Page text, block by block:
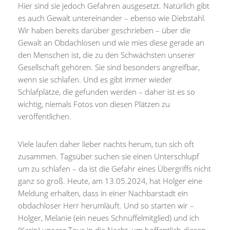
Hier sind sie jedoch Gefahren ausgesetzt. Natürlich gibt
es auch Gewalt untereinander – ebenso wie Diebstahl.
Wir haben bereits darüber geschrieben – über die
Gewalt an Obdachlosen und wie mies diese gerade an
den Menschen ist, die zu den Schwächsten unserer
Gesellschaft gehören. Sie sind besonders angreifbar,
wenn sie schlafen. Und es gibt immer wieder
Schlafplätze, die gefunden werden – daher ist es so
wichtig, niemals Fotos von diesen Plätzen zu
veröffentlichen.
Viele laufen daher lieber nachts herum, tun sich oft
zusammen. Tagsüber suchen sie einen Unterschlupf
um zu schlafen – da ist die Gefahr eines Übergriffs nicht
ganz so groß. Heute, am 13.05.2024, hat Holger eine
Meldung erhalten, dass in einer Nachbarstadt ein
obdachloser Herr herumläuft. Und so starten wir –
Holger, Melanie (ein neues Schnüffelmitglied) und ich